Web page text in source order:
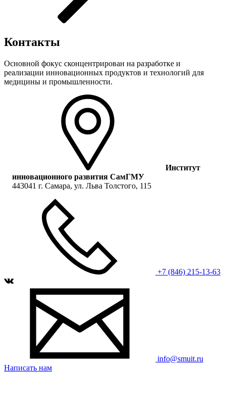
Контакты
Основной фокус сконцентрирован на разработке и
реализации инновационных продуктов и технологий для
медицины и промышленности.
Институт
инновационного развития СамГМУ
443041 г. Самара, ул. Льва Толстого, 115
+7 (846) 215-13-63
info@smuit.ru
Написать нам